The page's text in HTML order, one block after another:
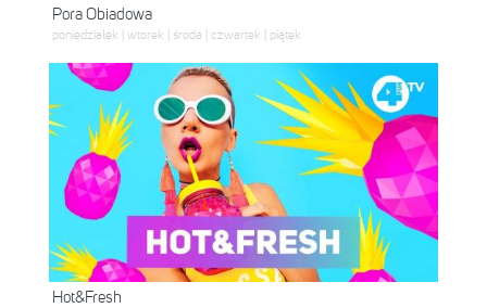
Pora Obiadowa
poniedziałek | wtorek | środa | czwartek | piątek
Hot&Fresh